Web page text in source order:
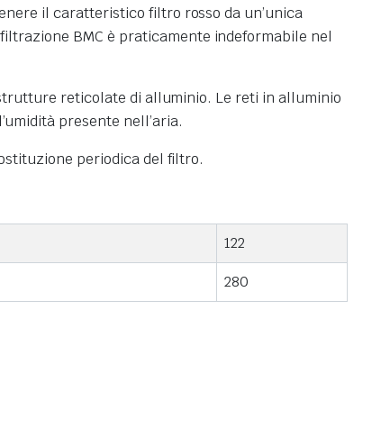
il caratteristico filtro rosso da un’unica
BMC è praticamente indeformabile nel
reticolate di alluminio. Le reti in alluminio
presente nell’aria.
periodica del filtro.
122
280